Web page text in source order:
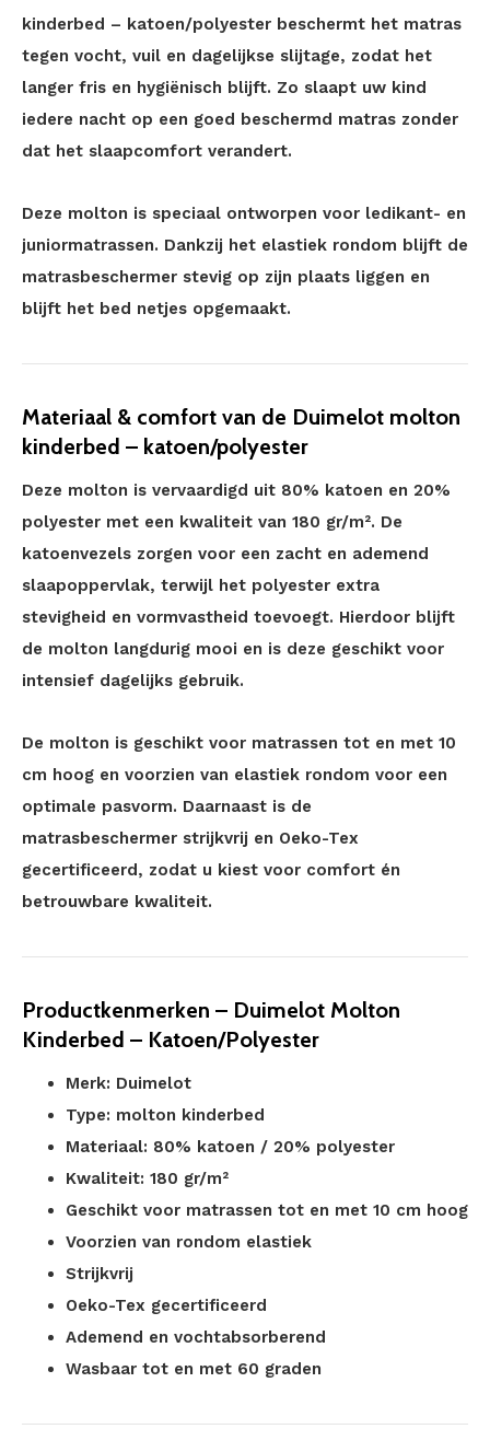
kinderbed – katoen/polyester beschermt het matras
tegen vocht, vuil en dagelijkse slijtage, zodat het
langer fris en hygiënisch blijft. Zo slaapt uw kind
iedere nacht op een goed beschermd matras zonder
dat het slaapcomfort verandert.
Deze molton is speciaal ontworpen voor ledikant- en
juniormatrassen. Dankzij het elastiek rondom blijft de
matrasbeschermer stevig op zijn plaats liggen en
blijft het bed netjes opgemaakt.
Materiaal & comfort van de Duimelot molton
kinderbed – katoen/polyester
Deze molton is vervaardigd uit 80% katoen en 20%
polyester met een kwaliteit van 180 gr/m². De
katoenvezels zorgen voor een zacht en ademend
slaapoppervlak, terwijl het polyester extra
stevigheid en vormvastheid toevoegt. Hierdoor blijft
de molton langdurig mooi en is deze geschikt voor
intensief dagelijks gebruik.
De molton is geschikt voor matrassen tot en met 10
cm hoog en voorzien van elastiek rondom voor een
optimale pasvorm. Daarnaast is de
matrasbeschermer strijkvrij en Oeko-Tex
gecertificeerd, zodat u kiest voor comfort én
betrouwbare kwaliteit.
Productkenmerken – Duimelot Molton
Kinderbed – Katoen/Polyester
Merk: Duimelot
Type: molton kinderbed
Materiaal: 80% katoen / 20% polyester
Kwaliteit: 180 gr/m²
Geschikt voor matrassen tot en met 10 cm hoog
Voorzien van rondom elastiek
Strijkvrij
Oeko-Tex gecertificeerd
Ademend en vochtabsorberend
Wasbaar tot en met 60 graden